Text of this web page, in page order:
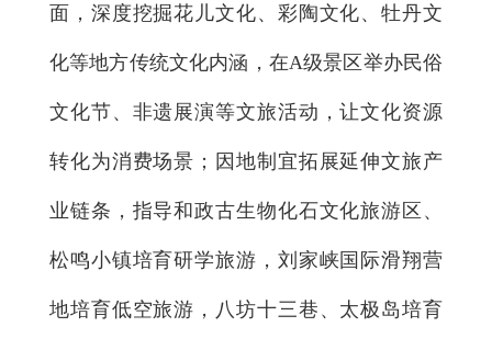
面，深度挖掘花儿文化、彩陶文化、牡丹文
化等地方传统文化内涵，在A级景区举办民俗
文化节、非遗展演等文旅活动，让文化资源
转化为消费场景；因地制宜拓展延伸文旅产
业链条，指导和政古生物化石文化旅游区、
松鸣小镇培育研学旅游，刘家峡国际滑翔营
地培育低空旅游，八坊十三巷、太极岛培育